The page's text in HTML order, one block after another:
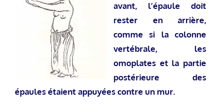
avant, l’épaule doit
rester en arrière,
comme si la colonne
vertébrale, les
omoplates et la partie
postérieure des
épaules étaient appuyées contre un mur.